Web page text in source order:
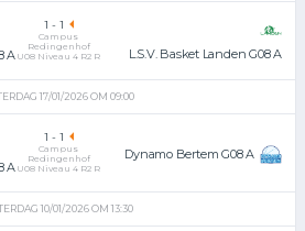
A
1 - 1
Campus
Redingenhof
U08 Niveau 4 R2 R
L.S.V. Basket Landen G08 A
17/01/2026 OM 09:00
A
1 - 1
Campus
Redingenhof
U08 Niveau 4 R2 R
Dynamo Bertem G08 A
10/01/2026 OM 13:30